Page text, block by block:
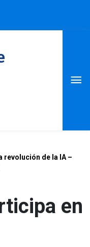
revolución de la IA –
en